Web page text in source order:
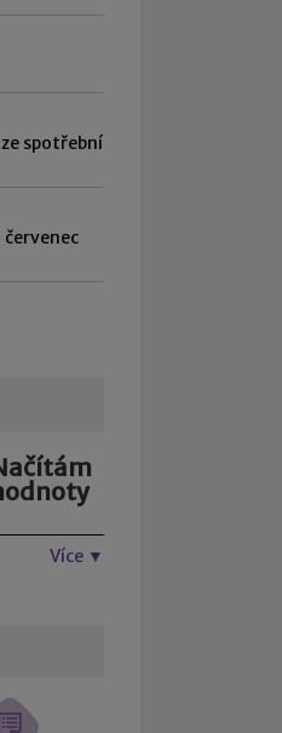
spotřební
Více ▼